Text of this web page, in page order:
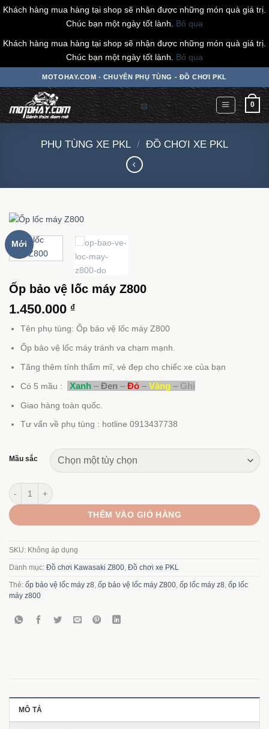
Khách hàng mua hàng tại shop sẽ nhận được những món quà giá trị.
Chúc bạn một ngày tốt lành. Bỏ qua
Khách hàng mua hàng tại shop sẽ nhận được những món quà giá trị.
Chúc bạn một ngày tốt lành. Bỏ qua
đến
dung
MOTOHAY.COM - CHUYÊN PHỤ TÙNG - ĐỒ CHƠI PKL
0
PHỤ TÙNG XE PKL / ĐỒ CHƠI XE PKL
Mới
Ốp bảo vệ lốc máy Z800
1.450.000 ₫
Tên phụ tùng: Ốp bảo vệ lốc máy Z800
Ốp bảo vệ lốc máy tránh va chạm mạnh.
Tăng thêm tính thẩm mĩ, vẻ đẹp cho chiếc xe của bạn
Có 5 mầu : Xanh–Đen –Đỏ–Vàng– Ghi
Giao hàng toàn quốc.
Tư vấn về phụ tùng : hotline 0913437738
Mầu sắc
Ốp bảo vệ lốc máy Z800 số lượng
THÊM VÀO GIỎ HÀNG
SKU: Không áp dụng
Danh mục: Đồ chơi Kawasaki Z800 Đồ chơi xe PKL
Thẻ: ốp bảo vệ lốc máy z8 ốp bảo vệ lốc máy Z800 ốp lốc máy z8 ốp lốc
máy z800
MÔ TẢ